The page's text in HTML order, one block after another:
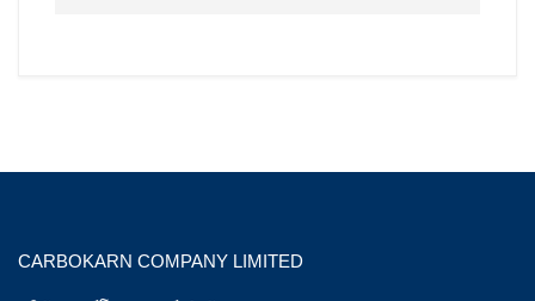
CARBOKARN COMPANY LIMITED